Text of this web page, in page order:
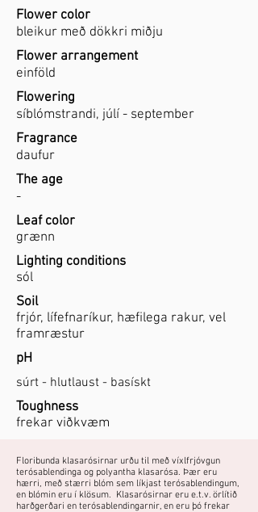
Flower color
bleikur með dökkri miðju
Flower arrangement
einföld
Flowering
síblómstrandi, júlí - september
Fragrance
daufur
The age
-
Leaf color
grænn
Lighting conditions
sól
Soil
frjór, lífefnaríkur, hæfilega rakur, vel
framræstur
pH
súrt - hlutlaust - basískt
Toughness
frekar viðkvæm
Floribunda klasarósirnar urðu til með víxlfrjóvgun
terósablendinga og polyantha klasarósa. Þær eru
hærri, með stærri blóm sem líkjast terósablendingum,
en blómin eru í klösum. Klasarósirnar eru e.t.v. örlítið
harðgerðari en terósablendingarnir, en eru þó frekar